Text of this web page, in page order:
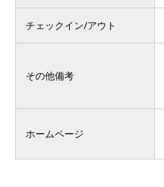
チェックイン/アウト
その他備考
ホームページ